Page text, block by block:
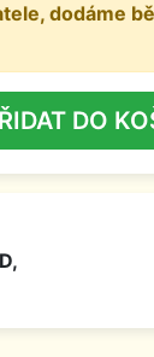
dodáme
DO